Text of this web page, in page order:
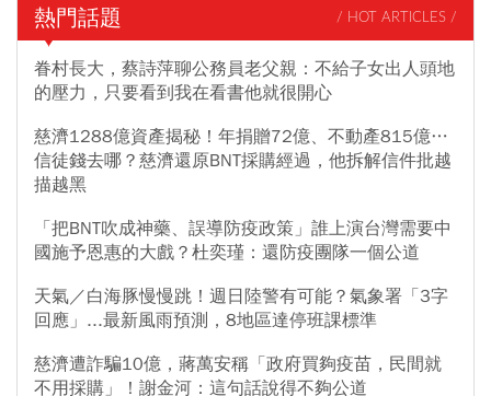
熱門話題 / HOT ARTICLES /
眷村長大，蔡詩萍聊公務員老父親：不給子女出人頭地
的壓力，只要看到我在看書他就很開心
慈濟1288億資產揭秘！年捐贈72億、不動產815億…
信徒錢去哪？慈濟還原BNT採購經過，他拆解信件批越
描越黑
「把BNT吹成神藥、誤導防疫政策」誰上演台灣需要中
國施予恩惠的大戲？杜奕瑾：還防疫團隊一個公道
天氣／白海豚慢慢跳！週日陸警有可能？氣象署「3字
回應」...最新風雨預測，8地區達停班課標準
慈濟遭詐騙10億，蔣萬安稱「政府買夠疫苗，民間就
不用採購」！謝金河：這句話說得不夠公道